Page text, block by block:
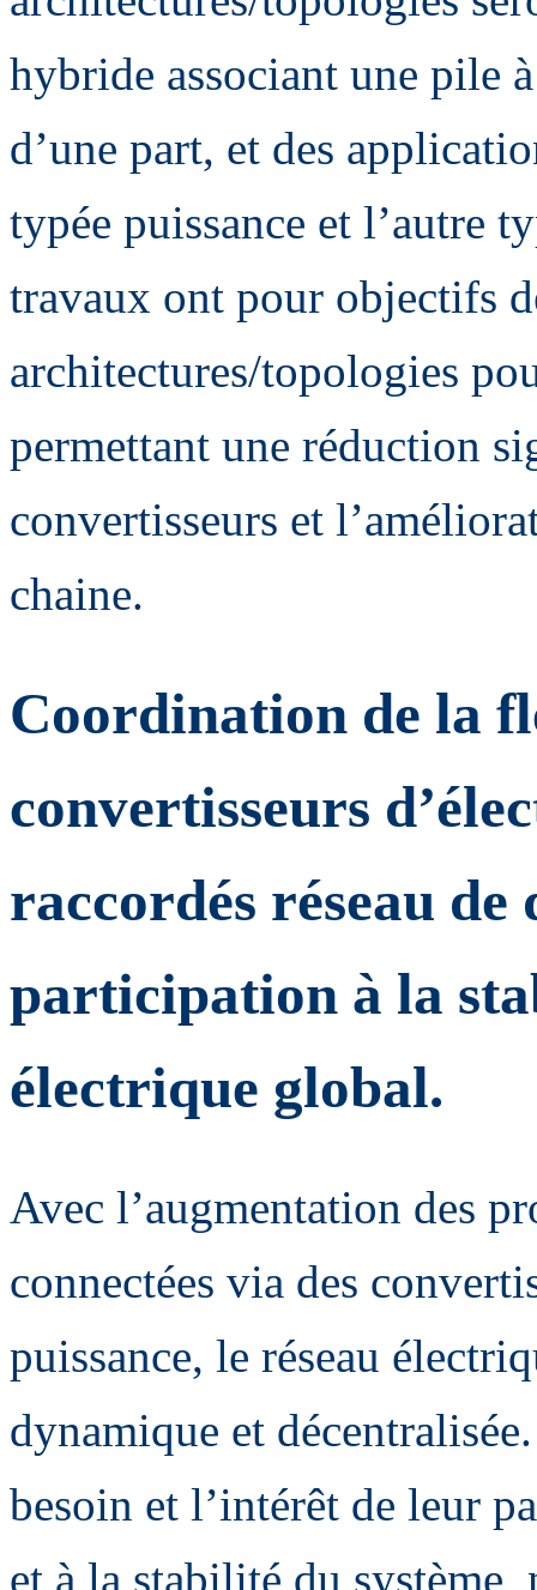
hybride associant une pile
d’une part, et des
typée puissance et l’autre
travaux ont pour objectifs
architectures/topologies
permettant une réduction
convertisseurs et
chaine.
Coordination de la
convertisseurs
raccordés réseau
participation à la
électrique global.
Avec l’augmentation des
connectées via des
puissance, le réseau
dynamique et
besoin et l’intérêt de leur
et à la stabilité du